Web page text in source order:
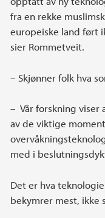
fra en rekke
europeiske land ført
sier Rommetveit.
– Skjønner folk hva
– Vår forskning viser
av de viktige
med i
Det er hva
bekymrer mest, ikke